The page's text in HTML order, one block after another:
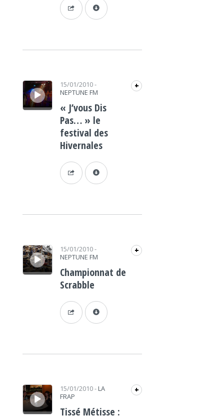
Lecteur audio 15/01/2010-
NEPTUNE FM
+
« J’vous Dis
Pas… » le
festival des
Hivernales
Lecteur audio 15/01/2010-
NEPTUNE FM
+
Championnat de
Scrabble
Lecteur audio 15/01/2010- LA
FRAP
+
Tissé Métisse :